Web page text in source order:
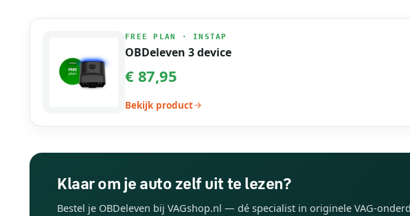
FREE PLAN · INSTAP
OBDeleven 3 device
€ 87,95
Bekijk product
Klaar om je auto zelf uit te lezen?
Bestel je OBDeleven bij VAGshop.nl — dé specialist in originele VAG-